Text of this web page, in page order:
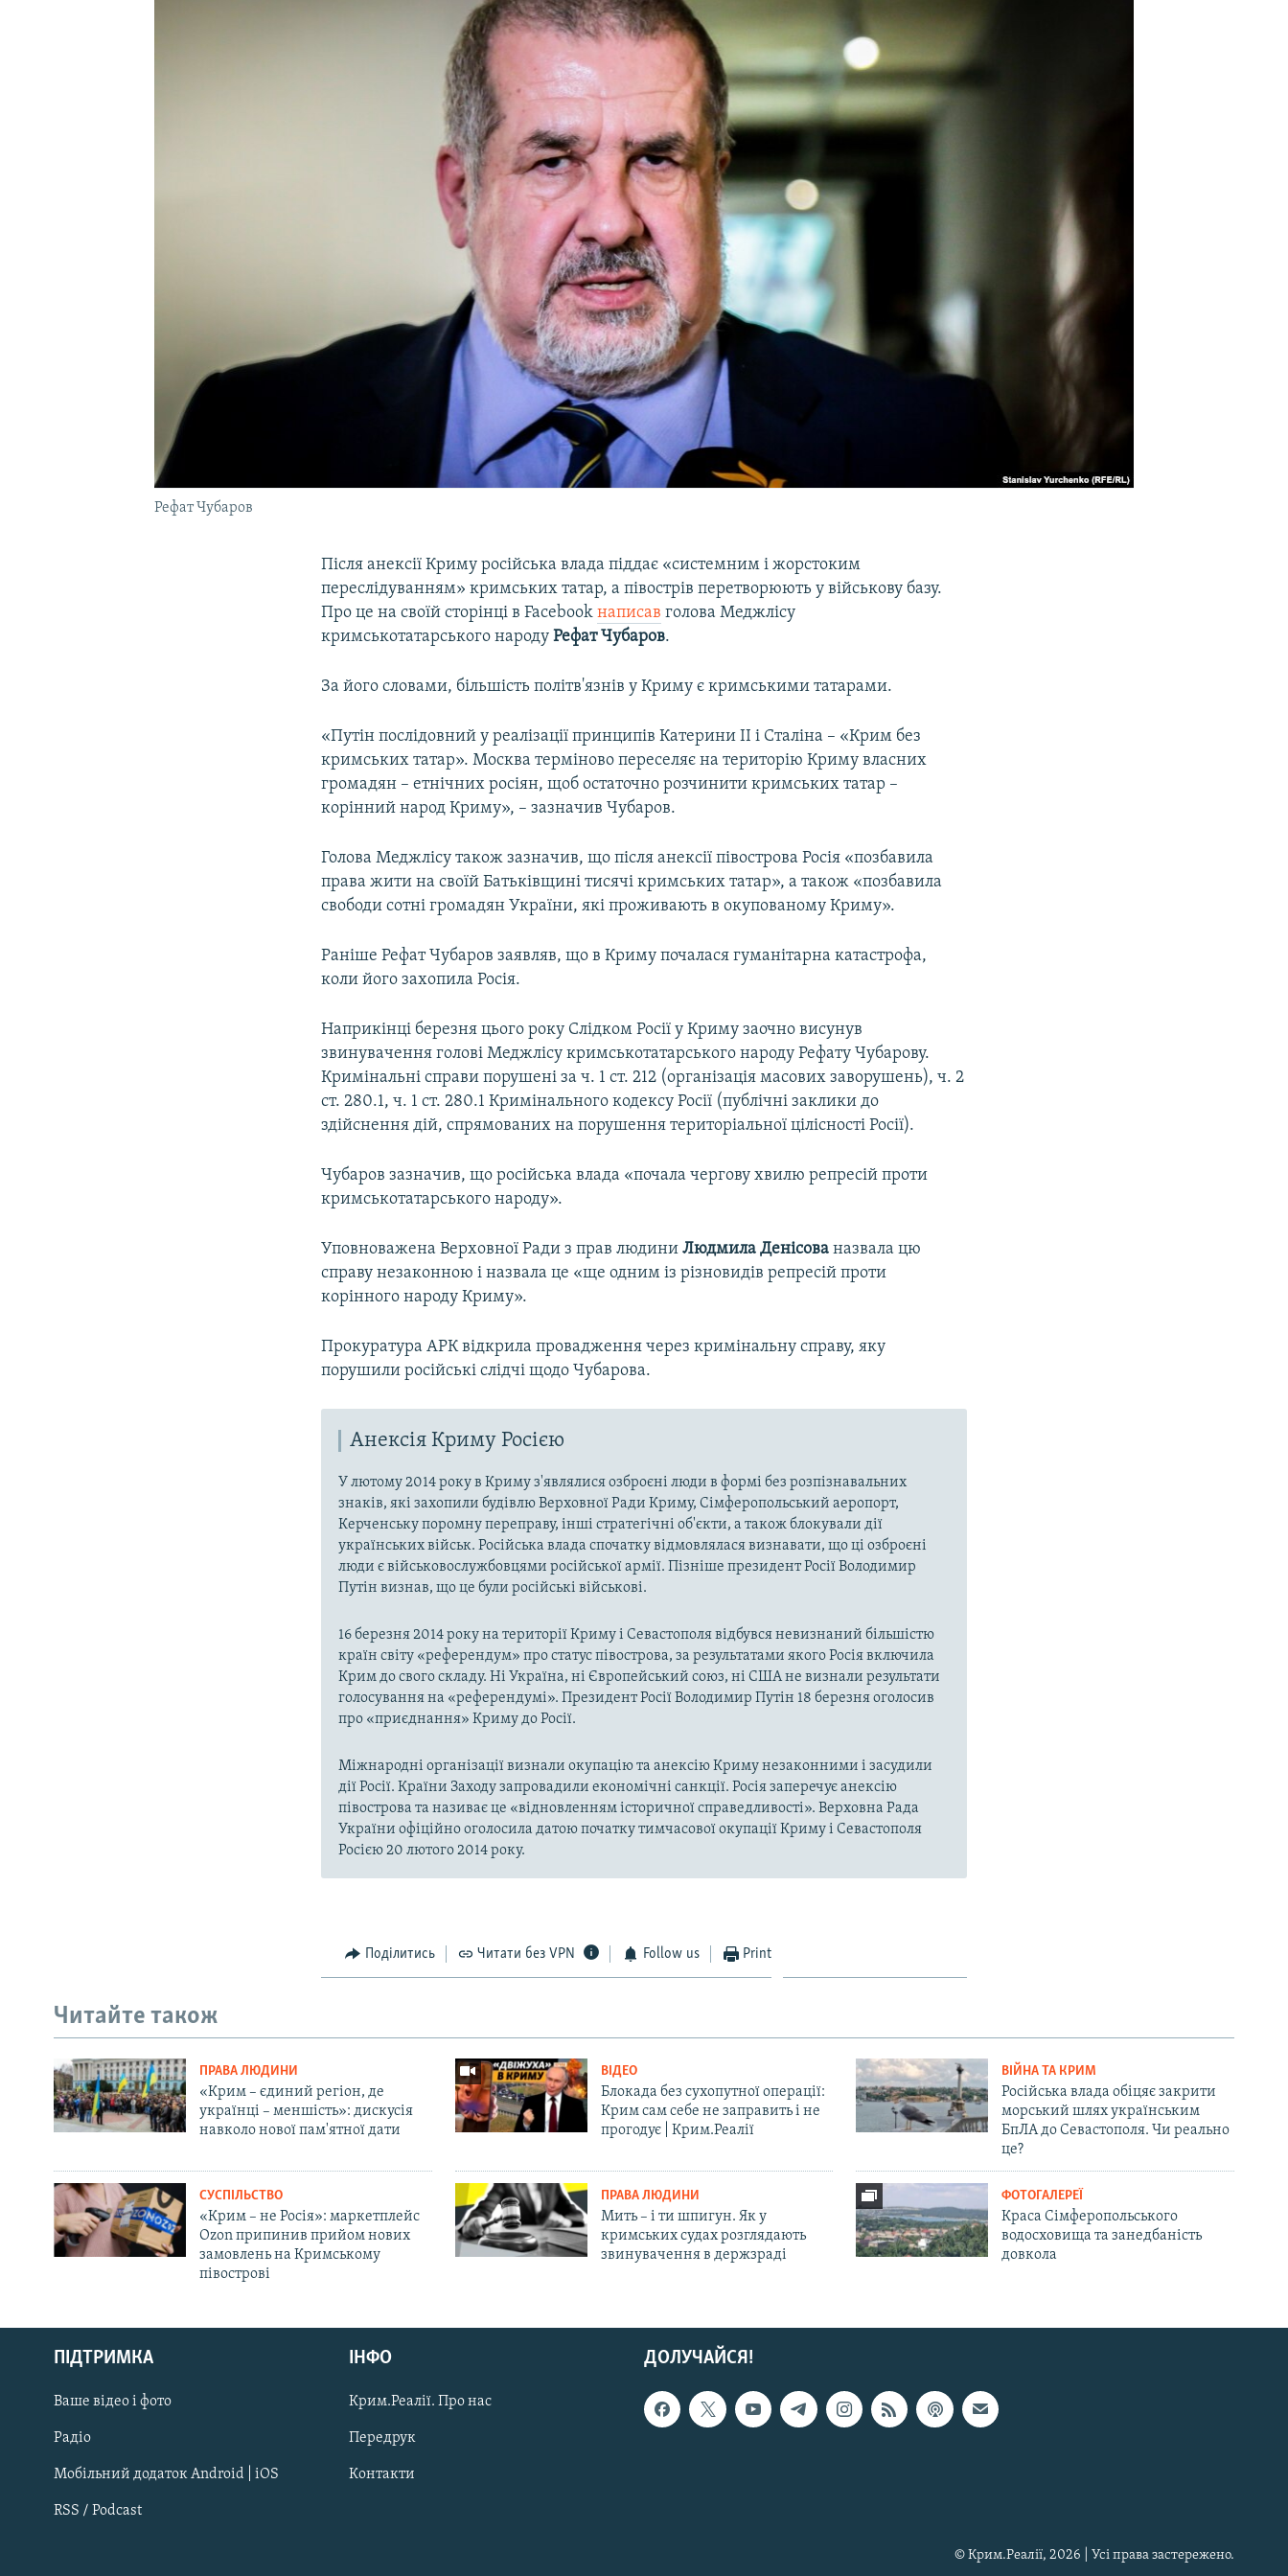
Русский
Qırımtatar
ДОЛУЧАЙСЯ!
Рефат Чубаров
Після анексії Криму російська влада піддає «системним і жорстоким
переслідуванням» кримських татар, а півострів перетворюють у військову базу.
Про це на своїй сторінці в Facebookнаписав голова Меджлісу
кримськотатарського народуРефат Чубаров.
За його словами, більшість політв'язнів у Криму є кримськими татарами.
«Путін послідовний у реалізації принципів Катерини II і Сталіна – «Крим без
кримських татар». Москва терміново переселяє на територію Криму власних
громадян – етнічних росіян, щоб остаточно розчинити кримських татар –
корінний народ Криму», – зазначив Чубаров.
Голова Меджлісу також зазначив, що після анексії півострова Росія «позбавила
права жити на своїй Батьківщині тисячі кримських татар», а також «позбавила
свободи сотні громадян України, які проживають в окупованому Криму».
Раніше Рефат Чубаров заявляв, що в Криму почалася гуманітарна катастрофа,
коли його захопила Росія.
Наприкінці березня цього року Слідком Росії у Криму заочно висунув
звинувачення голові Меджлісу кримськотатарського народу Рефату Чубарову.
Кримінальні справи порушені за ч. 1 ст. 212 (організація масових заворушень), ч. 2
ст. 280.1, ч. 1 ст. 280.1 Кримінального кодексу Росії (публічні заклики до
здійснення дій, спрямованих на порушення територіальної цілісності Росії).
Чубаров зазначив, що російська влада «почала чергову хвилю репресій проти
кримськотатарського народу».
Уповноважена Верховної Ради з прав людиниЛюдмила Денісова назвала цю
справу незаконною і назвала це «ще одним із різновидів репресій проти
корінного народу Криму».
Прокуратура АРК відкрила провадження через кримінальну справу, яку
порушили російські слідчі щодо Чубарова.
Анексія Криму Росією
У лютому 2014 року в Криму з'являлися озброєні люди в формі без розпізнавальних
знаків, які захопили будівлю Верховної Ради Криму, Сімферопольський аеропорт,
Керченську поромну переправу, інші стратегічні об'єкти, а також блокували дії
українських військ. Російська влада спочатку відмовлялася визнавати, що ці озброєні
люди є військовослужбовцями російської армії. Пізніше президент Росії Володимир
Путін визнав, що це були російські військові.
16 березня 2014 року на території Криму і Севастополя відбувся невизнаний більшістю
країн світу «референдум» про статус півострова, за результатами якого Росія включила
Крим до свого складу. Ні Україна, ні Європейський союз, ні США не визнали результати
голосування на «референдумі». Президент Росії Володимир Путін 18 березня оголосив
про «приєднання» Криму до Росії.
Міжнародні організації визнали окупацію та анексію Криму незаконними і засудили
дії Росії. Країни Заходу запровадили економічні санкції. Росія заперечує анексію
півострова та називає це «відновленням історичної справедливості». Верховна Рада
України офіційно оголосила датою початку тимчасової окупації Криму і Севастополя
Росією 20 лютого 2014 року.
Поділитись Читати без VPN Follow us Print
Читайте також
ПРАВА ЛЮДИНИ
«Крим – єдиний регіон, де
українці – меншість»: дискусія
навколо нової пам'ятної дати
ВІДЕО
Блокада без сухопутної операції:
Крим сам себе не заправить і не
прогодує | Крим.Реалії
ВІЙНА ТА КРИМ
Російська влада обіцяє закрити
морський шлях українським
БпЛА до Севастополя. Чи реально
це?
СУСПІЛЬСТВО
«Крим – не Росія»: маркетплейс
Ozon припинив прийом нових
замовлень на Кримському
півострові
ПРАВА ЛЮДИНИ
Мить – і ти шпигун. Як у
кримських судах розглядають
звинувачення в держзраді
ФОТОГАЛЕРЕЇ
Краса Сімферопольського
водосховища та занедбаність
довкола
ДОЛУЧАЙСЯ!
ПІДТРИМКА
Ваше відео і фото
Радіо
Мобільний додаток Android | iOS
RSS / Podcast
ІНФО
Крим.Реалії. Про нас
Передрук
Контакти
© Крим.Реалії, 2026 | Усі права застережено.